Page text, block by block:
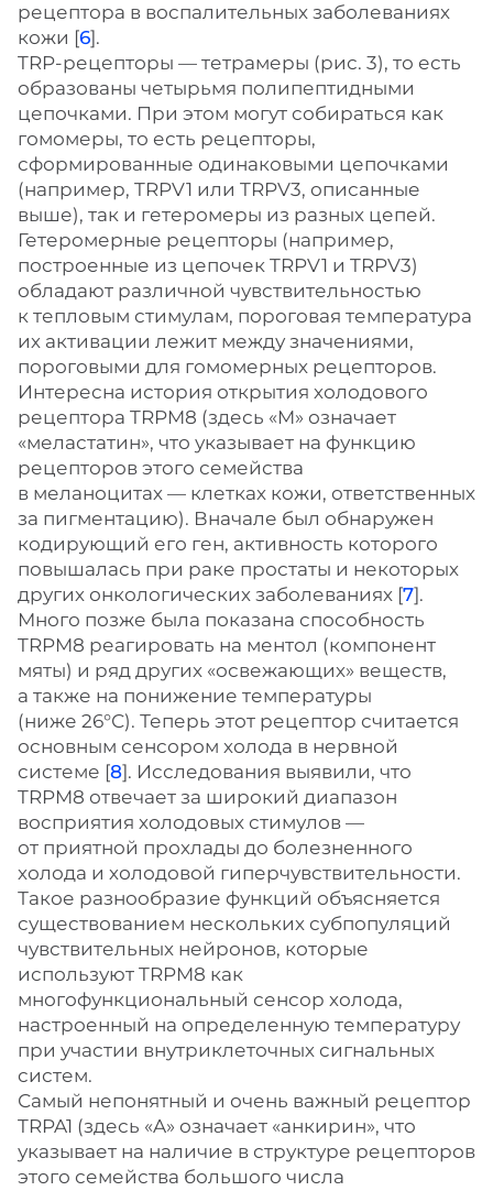
рецептора в воспалительных заболеваниях
кожи [6].
TRP-рецепторы — тетрамеры (рис. 3), то есть
образованы четырьмя полипептидными
цепочками. При этом могут собираться как
гомомеры, то есть рецепторы,
сформированные одинаковыми цепочками
(например, TRPV1 или TRPV3, описанные
выше), так и гетеромеры из разных цепей.
Гетеромерные рецепторы (например,
построенные из цепочек TRPV1 и TRPV3)
обладают различной чувствительностью
к тепловым стимулам, пороговая температура
их активации лежит между значениями,
пороговыми для гомомерных рецепторов.
Интересна история открытия холодового
рецептора TRPM8 (здесь «M» означает
«меластатин», что указывает на функцию
рецепторов этого семейства
в меланоцитах — клетках кожи, ответственных
за пигментацию). Вначале был обнаружен
кодирующий его ген, активность которого
повышалась при раке простаты и некоторых
других онкологических заболеваниях [7].
Много позже была показана способность
TRPM8 реагировать на ментол (компонент
мяты) и ряд других «освежающих» веществ,
а также на понижение температуры
(ниже 26°С). Теперь этот рецептор считается
основным сенсором холода в нервной
системе [8]. Исследования выявили, что
TRPM8 отвечает за широкий диапазон
восприятия холодовых стимулов —
от приятной прохлады до болезненного
холода и холодовой гиперчувствительности.
Такое разнообразие функций объясняется
существованием нескольких субпопуляций
чувствительных нейронов, которые
используют TRPM8 как
многофункциональный сенсор холода,
настроенный на определенную температуру
при участии внутриклеточных сигнальных
систем.
Самый непонятный и очень важный рецептор
TRPA1 (здесь «A» означает «анкирин», что
указывает на наличие в структуре рецепторов
этого семейства большого числа